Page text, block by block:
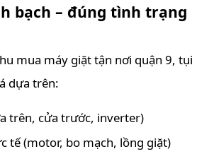
bạch – đúng tình trạng
mua máy giặt tận nơi quận 9, tụi
dựa trên:
trên, cửa trước, inverter)
tế (motor, bo mạch, lồng giặt)